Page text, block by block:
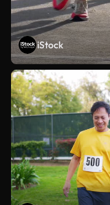
iStock